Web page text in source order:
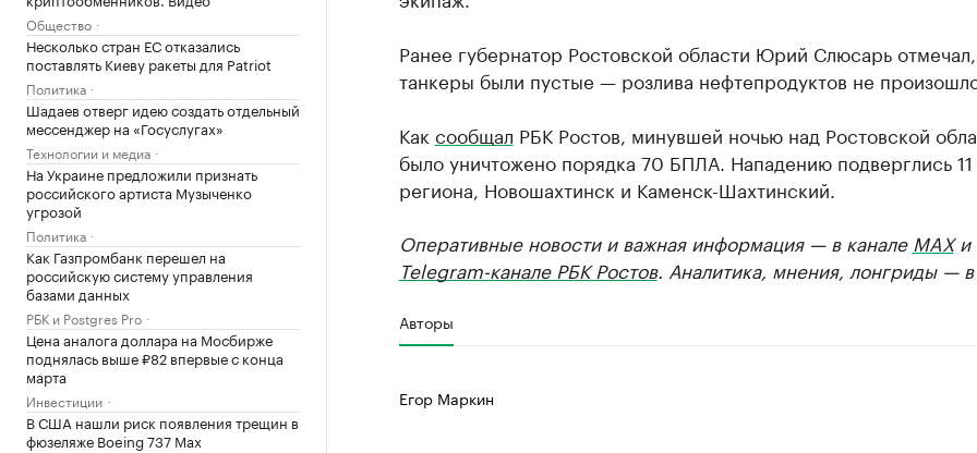
Общество
Несколько стран ЕС отказались
поставлять Киеву ракеты для Patriot
Политика
Шадаев отверг идею создать отдельный
мессенджер на «Госуслугах»
Технологии и медиа
На Украине предложили признать
российского артиста Музыченко
угрозой
Политика
Как Газпромбанк перешел на
российскую систему управления
базами данных
РБК и Postgres Pro
Цена аналога доллара на Мосбирже
поднялась выше ₽82 впервые с конца
марта
Инвестиции
В США нашли риск появления трещин в
фюзеляже Boeing 737 Max
Ранее губернатор Ростовской области Юрий Слюсарь
танкеры были пустые — розлива нефтепродуктов не
Как сообщал РБК Ростов, минувшей ночью над Ростовской
было уничтожено порядка 70 БПЛА. Нападению подверглись
региона, Новошахтинск и Каменск-Шахтинский.
Оперативные новости и важная информация — в канале MAXи
Telegram-канале РБК Ростов. Аналитика, мнения, лонгриды — в
Авторы
Егор Маркин